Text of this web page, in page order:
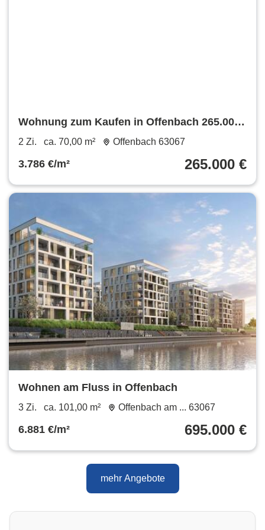
Wohnung zum Kaufen in Offenbach 265.000
€ 70 m²
2 Zi. ca. 70,00 m² Offenbach 63067
3.786 €/m² 265.000 €
Wohnen am Fluss in Offenbach
3 Zi. ca. 101,00 m² Offenbach am ... 63067
6.881 €/m² 695.000 €
mehr Angebote